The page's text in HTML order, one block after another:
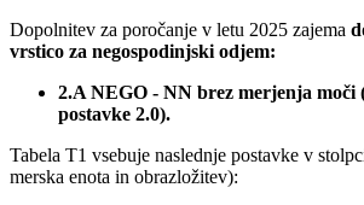
Dopolnitev za poročanje v letu 2025 zajema
vrstico za negospodinjski odjem:
2.A NEGO - NN brez merjenja moči
postavke 2.0).
Tabela T1 vsebuje naslednje postavke v
merska enota in obrazložitev):